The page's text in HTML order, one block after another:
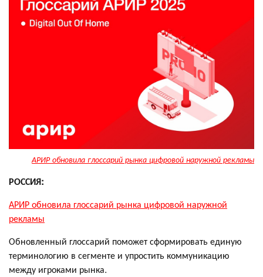
АРИР обновила глоссарий рынка цифровой наружной рекламы
РОССИЯ:
АРИР обновила глоссарий рынка цифровой наружной
рекламы
Обновленный глоссарий поможет сформировать единую
терминологию в сегменте и упростить коммуникацию
между игроками рынка.